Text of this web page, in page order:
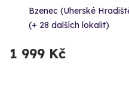
Bzenec (Uherské
(+ 28 dalších lokalit)
1 999 Kč